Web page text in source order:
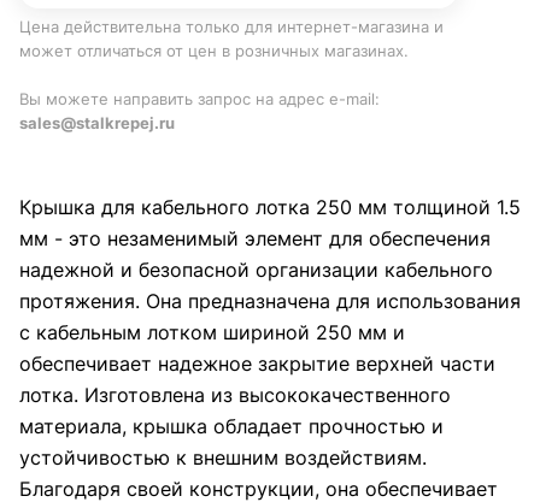
Цена действительна только для интернет-магазина и
может отличаться от цен в розничных магазинах.
Вы можете направить запрос на адрес e-mail:
sales@stalkrepej.ru
Крышка для кабельного лотка 250 мм толщиной 1.5
мм - это незаменимый элемент для обеспечения
надежной и безопасной организации кабельного
протяжения. Она предназначена для использования
с кабельным лотком шириной 250 мм и
обеспечивает надежное закрытие верхней части
лотка. Изготовлена из высококачественного
материала, крышка обладает прочностью и
устойчивостью к внешним воздействиям.
Благодаря своей конструкции, она обеспечивает